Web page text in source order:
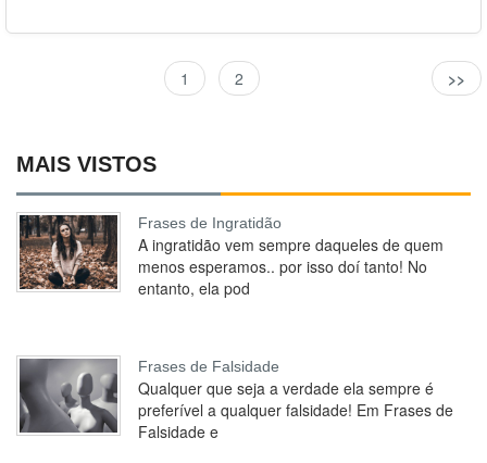
1 2 >>
MAIS VISTOS
Frases de Ingratidão
A ingratidão vem sempre daqueles de quem
menos esperamos.. por isso doí tanto! No
entanto, ela pod
Frases de Falsidade
Qualquer que seja a verdade ela sempre é
preferível a qualquer falsidade! Em Frases de
Falsidade e